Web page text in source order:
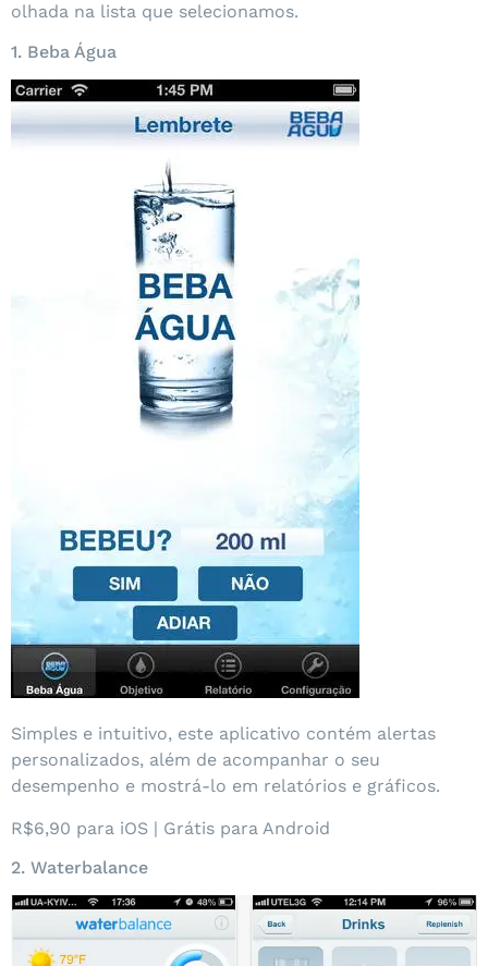
olhada na lista que selecionamos.
1. Beba Água
Simples e intuitivo, este aplicativo contém alertas
personalizados, além de acompanhar o seu
desempenho e mostrá-lo em relatórios e gráficos.
R$6,90 para iOS | Grátis para Android
2. Waterbalance